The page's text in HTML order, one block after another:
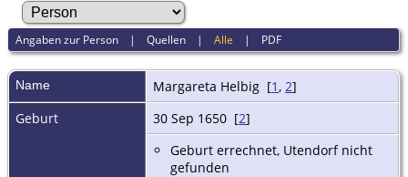
Angaben zur Person |Quellen |Alle | PDF
Name Margareta Helbig [1, 2]
Geburt
30 Sep 1650 [2]
Geburt errechnet, Utendorf nicht
gefunden